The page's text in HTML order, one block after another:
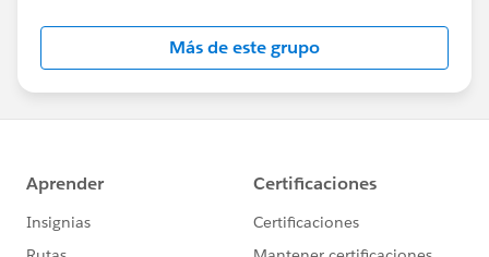
Account Engagement(旧Pardot)に関する総合コミ
ュニティとしてお役立てください！
https://www.salesforce.com/jp/products/pardot
/overview
このグループは株式会社セールスフォース・ジャパ
ンの社員によって管理、運営されています。
「Trailblazer Community オンライン行動規範」に
Más de este grupo